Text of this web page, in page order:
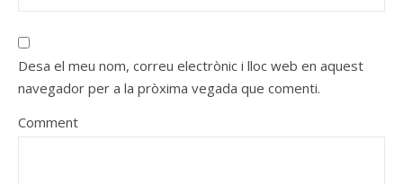
Desa el meu nom, correu electrònic i lloc web en aquest
navegador per a la pròxima vegada que comenti.
Comment